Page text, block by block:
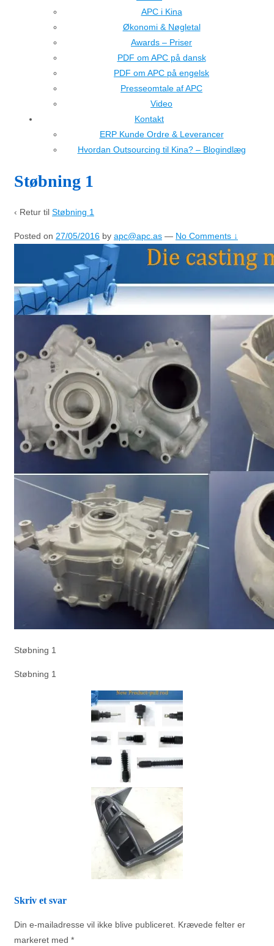
APC i Kina
Økonomi & Nøgletal
Awards – Priser
PDF om APC på dansk
PDF om APC på engelsk
Presseomtale af APC
Video
Kontakt
ERP Kunde Ordre & Leverancer
Hvordan Outsourcing til Kina? – Blogindlæg
Støbning 1
‹ Retur til Støbning 1
Posted on 27/05/2016 by apc@apc.as — No Comments ↓
Støbning 1
Støbning 1
Skriv et svar
Din e-mailadresse vil ikke blive publiceret. Krævede felter er
markeret med *